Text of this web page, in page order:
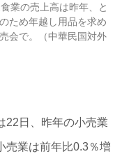
業の売上高は昨年、と
ため年越し用品を求め
会で。（中華民国対外
22日、昨年の小売業
売業は前年比0.3％増